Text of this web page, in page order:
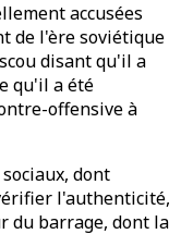
accusées
de l'ère soviétique
disant qu'il a
qu'il a été
offensive à
dont
l'authenticité,
du barrage, dont la